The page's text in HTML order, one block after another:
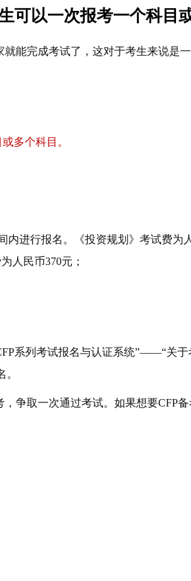
可以一次报考一个科目
能完成考试了，这对于考生来说是
多个科目。
内进行报名。《投资规划》考试费
人民币370元；
系列考试报名与认证系统”——“关于
。
争取一次通过考试。如果想要CFP